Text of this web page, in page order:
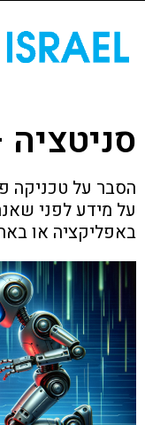
הסבר על טכניקה
באפליקציה או